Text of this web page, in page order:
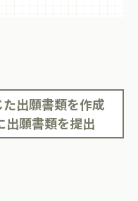
出願書類を作成
出願書類を提出